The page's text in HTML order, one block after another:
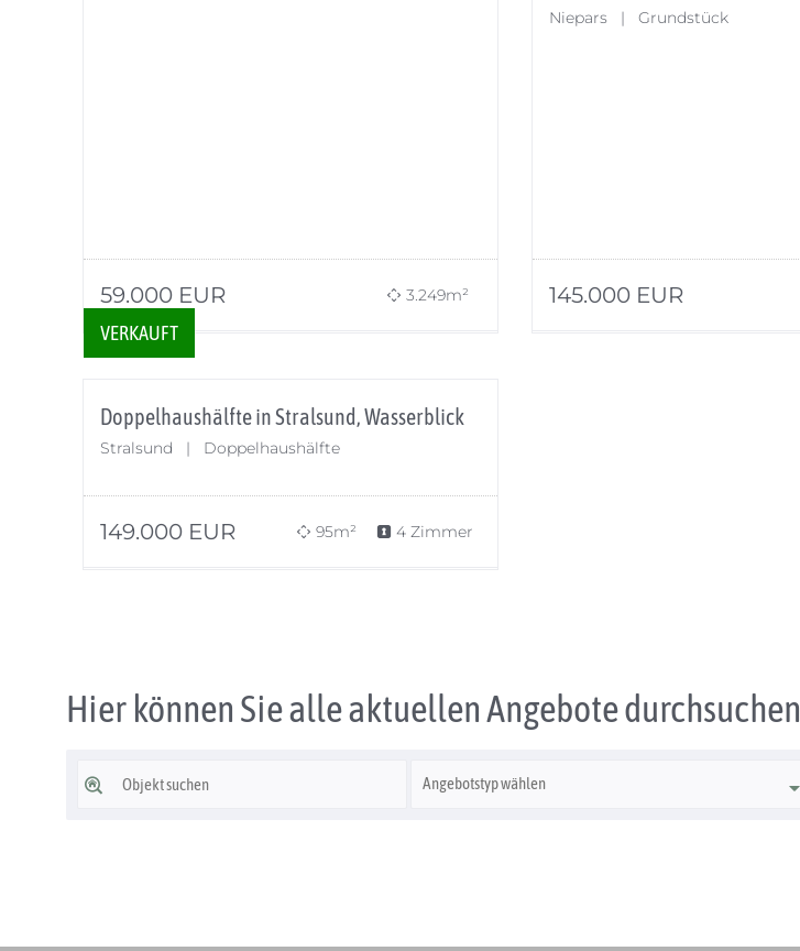
59.000 EUR 3.249m²
Niepars | Grundstück
145.000EUR
VERKAUFT
Doppelhaushälfte in Stralsund, Wasserblick
Stralsund | Doppelhaushälfte
149.000 EUR 95m² 4 Zimmer
Hier können Sie alle aktuellen Angebote durchsuchen
wählen
Angebotstyp wählen